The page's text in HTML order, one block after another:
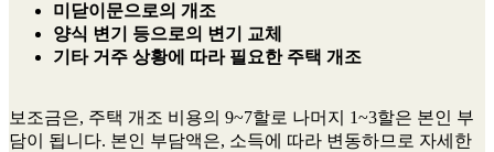
미닫이문으로의 개조
양식 변기 등으로의 변기 교체
기타 거주 상황에 따라 필요한 주택 개조
보조금은, 주택 개조 비용의 9~7할로 나머지 1~3할은 본인 부
담이 됩니다. 본인 부담액은, 소득에 따라 변동하므로 자세한